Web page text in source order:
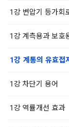
1강 변압기 등가회
1강 계측용과 보호
1강 계통의 유효접
1강 차단기 용어
1강 역률개선 효과